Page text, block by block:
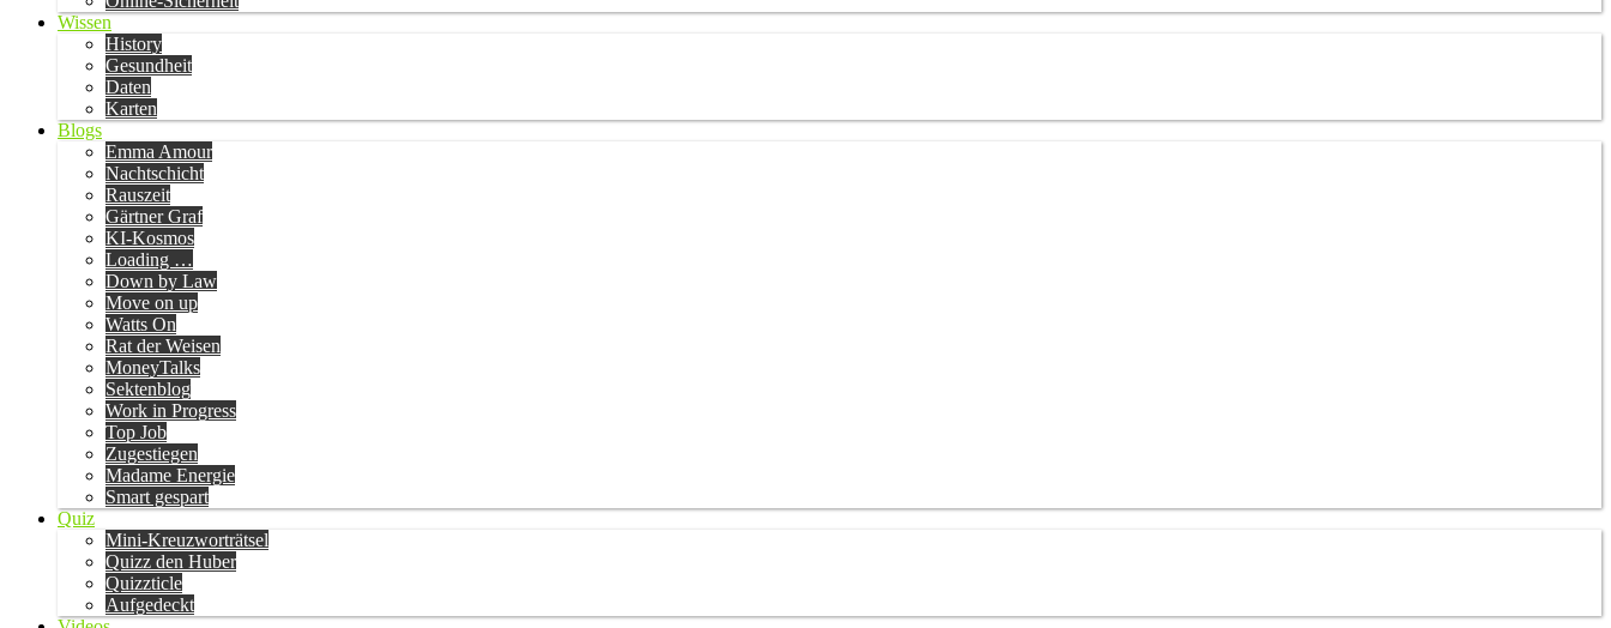
Wissen
History
Gesundheit
Daten
Karten
Blogs
Emma Amour
Nachtschicht
Rauszeit
Gärtner Graf
KI-Kosmos
Loading …
Down by Law
Move on up
Watts On
Rat der Weisen
MoneyTalks
Sektenblog
Work in Progress
Top Job
Zugestiegen
Madame Energie
Smart gespart
Quiz
Mini-Kreuzworträtsel
Quizz den Huber
Quizzticle
Aufgedeckt